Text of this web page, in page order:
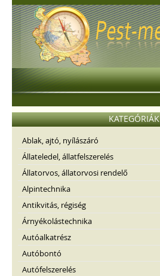
KATEGÓRIÁK
Ablak, ajtó, nyílászáró
Állateledel, állatfelszerelés
Állatorvos, állatorvosi rendelő
Alpintechnika
Antikvitás, régiség
Árnyékolástechnika
Autóalkatrész
Autóbontó
Autófelszerelés